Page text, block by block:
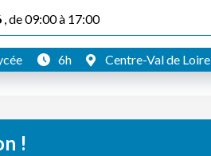
, de 09:00 à 17:00
6h Centre-Val de Loire
!